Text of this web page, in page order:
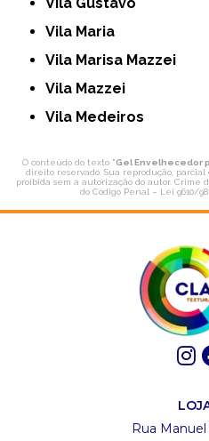
Vila Maria
Vila Marisa Mazzei
Vila Mazzei
Vila Medeiros
O conteúdo do texto "Gel Envelhecedor
direito reservado. Sua reprodução, parcial
proibida sem a autorização do autor. Crime
do Código Penal – Lei 9610/
Rua Manuel